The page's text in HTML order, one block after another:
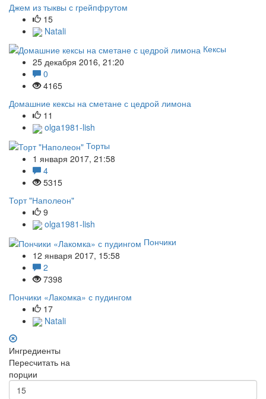
Джем из тыквы с грейпфрутом
15
Natali
Кексы
25 декабря 2016, 21:20
0
4165
Домашние кексы на сметане с цедрой лимона
11
olga1981-lish
Торты
1 января 2017, 21:58
4
5315
Торт "Наполеон"
9
olga1981-lish
Пончики
12 января 2017, 15:58
2
7398
Пончики «Лакомка» с пудингом
17
Natali
Ингредиенты
Пересчитать на
порции